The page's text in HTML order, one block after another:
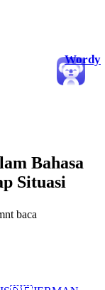
Wordy
Bahasa
Situasi
baca